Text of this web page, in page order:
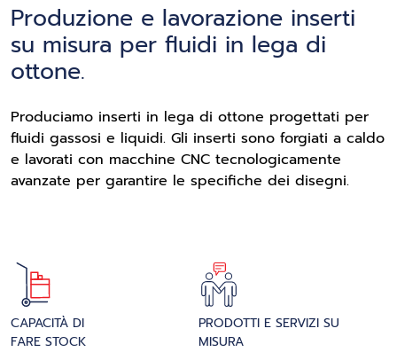
Produzione e lavorazione inserti
su misura per fluidi in lega di
ottone.
Produciamo inserti in lega di ottone progettati per
fluidi gassosi e liquidi. Gli inserti sono forgiati a caldo
e lavorati con macchine CNC tecnologicamente
avanzate per garantire le specifiche dei disegni.
CAPACITÀ DI
FARE STOCK
PRODOTTI E SERVIZI SU
MISURA